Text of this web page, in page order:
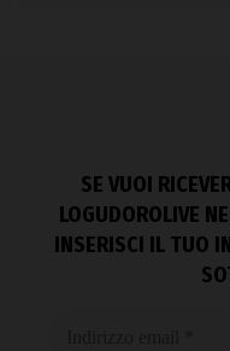
SE VUOI
LOGUDOROLIVE
INSERISCI IL TUO